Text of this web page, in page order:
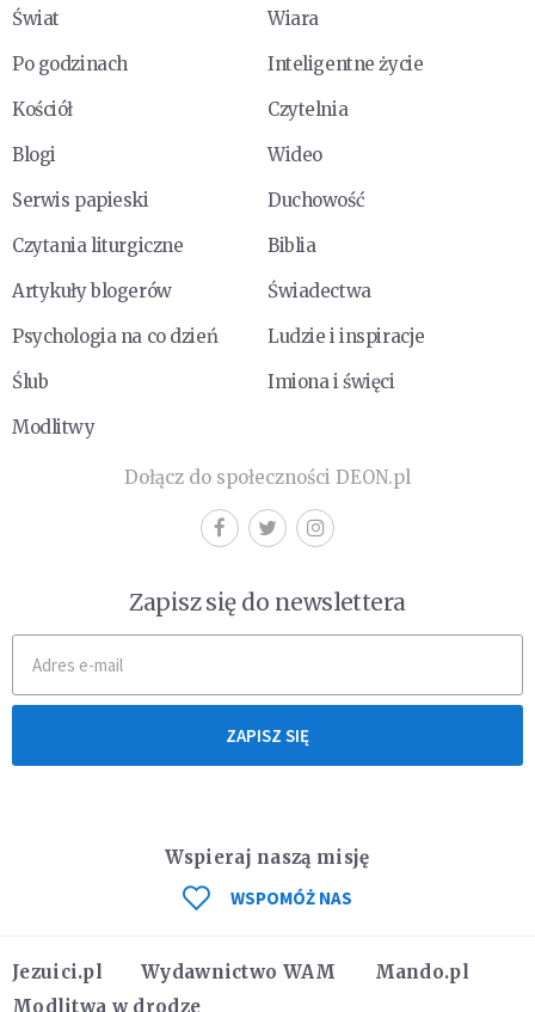
Świat
Wiara
Po godzinach
Inteligentne życie
Kościół
Czytelnia
Blogi
Wideo
Serwis papieski
Duchowość
Czytania liturgiczne
Biblia
Artykuły blogerów
Świadectwa
Psychologia na co dzień
Ludzie i inspiracje
Ślub
Imiona i święci
Modlitwy
Dołącz do społeczności DEON.pl
Zapisz się do newslettera
ZAPISZ SIĘ
Jezuici.pl Wydawnictwo WAM
Mando.pl
Modlitwa w drodze
Wspieraj naszą misję
WSPOMÓŻ NAS